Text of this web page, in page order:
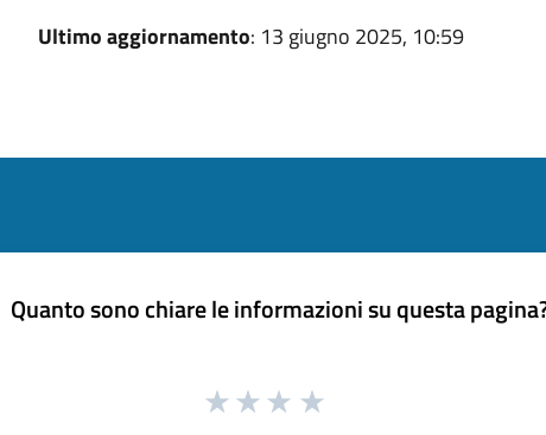
Ultimo aggiornamento: 13 giugno 2025, 10:59
Quanto sono chiare le informazioni su questa